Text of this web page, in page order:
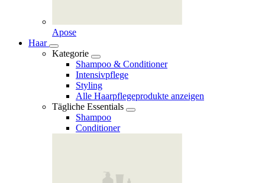
Apose
Haar
Kategorie
Shampoo & Conditioner
Intensivpflege
Styling
Alle Haarpflegeprodukte anzeigen
Tägliche Essentials
Shampoo
Conditioner